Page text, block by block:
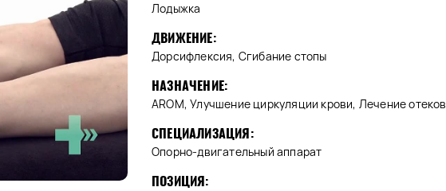
Лодыжка
ДВИЖЕНИЕ:
Дорсифлексия, Сгибание стопы
НАЗНАЧЕНИЕ:
AROM, Улучшение циркуляции крови, Лечение отеков
СПЕЦИАЛИЗАЦИЯ:
Опорно-двигательный аппарат
ПОЗИЦИЯ: